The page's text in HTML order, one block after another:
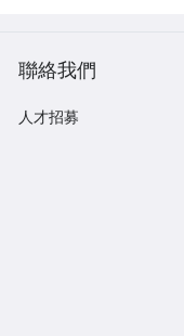
聯絡我們
人才招募